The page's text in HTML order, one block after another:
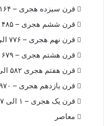
قرن سیزده هجری – ۱۱۶۴ الی ۱۲۶۱ شمسی
قرن ششم هجری – ۴۸۵ الی ۵۸۲ شمسی
قرن نهم هجری – ۷۷۶ الی ۸۷۳ شمسی
قرن هشتم هجری – ۶۷۹ الی ۷۷۶ شمسی
قرن هفتم هجری ۵۸۲ الی ۶۷۹ شمسی
قرن یازدهم هجری – ۹۷۰ الی ۱۰۶۷ شمسی
قرن یک هجری – ۱ الی ۹۷ شمسی –
معاصر